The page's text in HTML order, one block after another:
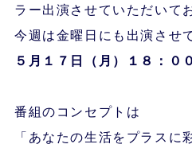
ラー出演させていただいて
今週は金曜日にも出演させ
５月１７ 日（月）１８：０
番組のコンセプトは
「あなたの生活をプラスに